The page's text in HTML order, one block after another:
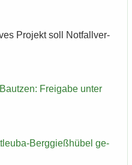
Pro­jekt soll Not­fall­ver­
Frei­ga­be unter
​Berggießhübel ge­